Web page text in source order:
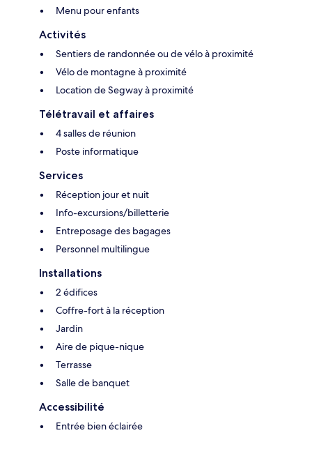
Menu pour enfants
Activités
Sentiers de randonnée ou de vélo à proximité
Vélo de montagne à proximité
Location de Segway à proximité
Télétravail et affaires
4 salles de réunion
Poste informatique
Services
Réception jour et nuit
Info-excursions/billetterie
Entreposage des bagages
Personnel multilingue
Installations
2 édifices
Coffre-fort à la réception
Jardin
Aire de pique-nique
Terrasse
Salle de banquet
Accessibilité
Entrée bien éclairée